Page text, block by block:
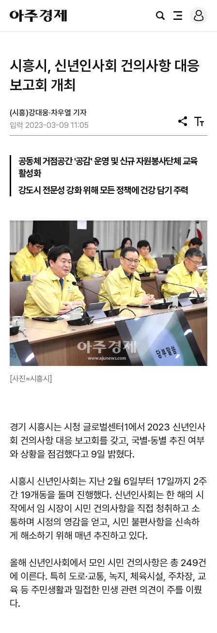
아
주
경
검
전
로
그
시흥시, 신년인사회 건의사항 대응
보고회 개최
(시흥)강대웅·차우열 기자
입력 2023-03-09 11:05
공
유
텍
스
공동체 거점공간 '공감' 운영 및 신규 자원봉사단체 교육
활성화
강도시 전문성 강화 위해 모든 정책에 건강 담기 주력
[사진=시흥시]
경기 시흥시는 시청 글로벌센터1에서 2023 신년인사
회 건의사항 대응 보고회를 갖고, 국별·동별 추진 여부
와 상황을 점검했다고 9일 밝혔다.
시흥시 신년인사회는 지난 2월 6일부터 17일까지 2주
간 19개동을 돌며 진행했다. 신년인사회는 한 해의 시
작에서 임 시장이 시민 건의사항을 직접 청취하고 소
통하며 시정의 영감을 얻고, 시민 불편사항을 신속하
게 해소하기 위해 매년 추진하고 있다.
올해 신년인사회에서 모인 시민 건의사항은 총 249건
에 이른다. 특히 도로·교통, 녹지, 체육시설, 주차장, 교
육 등 주민생활과 밀접한 민생 관련 의견이 주를 이뤘
다.